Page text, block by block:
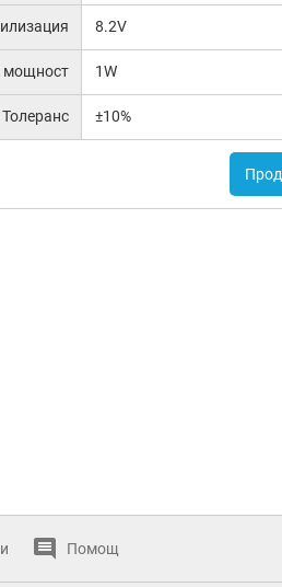
8.2V
мощност 1W
Толеранс ±10%
Помощ